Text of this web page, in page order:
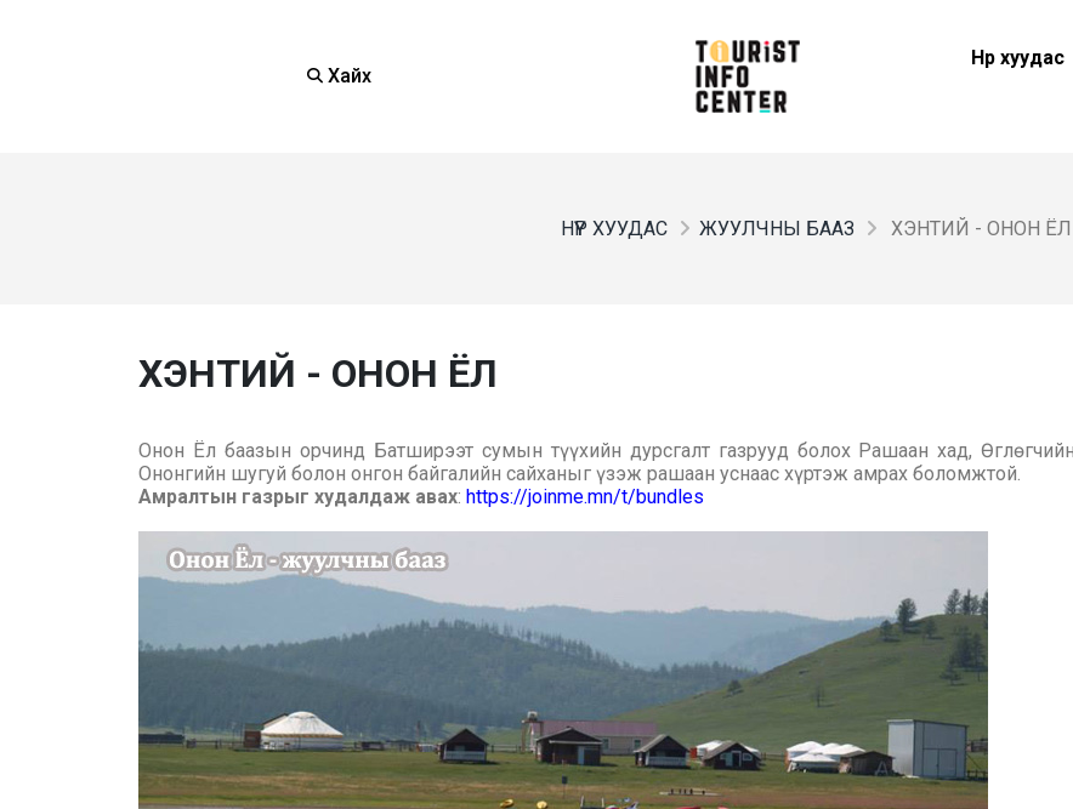
Хайх
Нүүр хуудас
НҮҮР ХУУДАС ЖУУЛЧНЫ БААЗ ХЭНТИЙ - ОНОН ЁЛ
ХЭНТИЙ - ОНОН ЁЛ
Онон Ёл баазын орчинд Батширээт сумын түүхийн дурсгалт газрууд болох Рашаан хад,
Ононгийн шугуй болон онгон байгалийн сайханыг үзэж рашаан уснаас хүртэж амрах боломжтой.
Амралтын газрыг худалдаж авах: https://joinme.mn/t/bundles